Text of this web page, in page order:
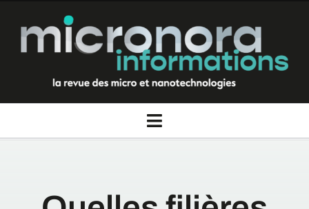
contenu
Toggle